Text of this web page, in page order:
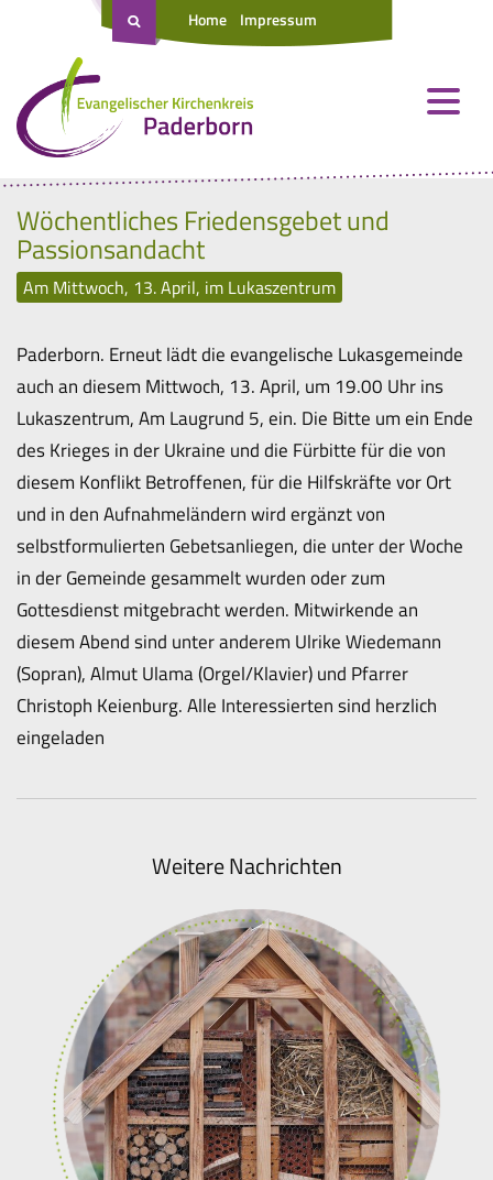
Home Impressum
Wöchentliches Friedensgebet und
Passionsandacht
Am Mittwoch, 13. April, im Lukaszentrum
Paderborn. Erneut lädt die evangelische Lukasgemeinde
auch an diesem Mittwoch, 13. April, um 19.00 Uhr ins
Lukaszentrum, Am Laugrund 5, ein. Die Bitte um ein Ende
des Krieges in der Ukraine und die Fürbitte für die von
diesem Konflikt Betroffenen, für die Hilfskräfte vor Ort
und in den Aufnahmeländern wird ergänzt von
selbstformulierten Gebetsanliegen, die unter der Woche
in der Gemeinde gesammelt wurden oder zum
Gottesdienst mitgebracht werden. Mitwirkende an
diesem Abend sind unter anderem Ulrike Wiedemann
(Sopran), Almut Ulama (Orgel/Klavier) und Pfarrer
Christoph Keienburg. Alle Interessierten sind herzlich
eingeladen
Weitere Nachrichten